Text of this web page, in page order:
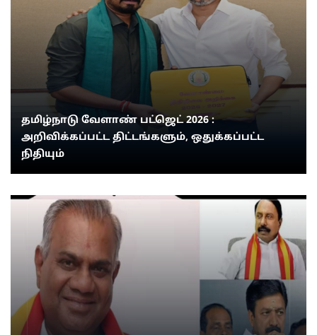
தமிழ்நாடு வேளாண் பட்ஜெட் 2026 :
அறிவிக்கப்பட்ட திட்டங்களும், ஒதுக்கப்பட்ட
நிதியும்